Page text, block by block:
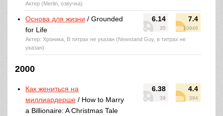
Актер (Merlin, озвучка)
6.14
35
7.4
10946
Основа для жизни / Grounded
for Life
Актер: Хроника, В титрах не указан (Newstand Guy, в титрах не
указан)
2000
6.38
39
4.4
394
Как жениться на
миллиардерше / How to Marry
a Billionaire: A Christmas Tale